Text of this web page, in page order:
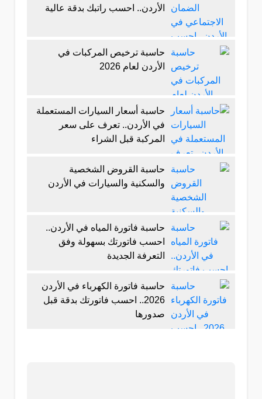
الأردن.. احسب راتبك بدقة عالية
حاسبة ترخيص المركبات في
الأردن لعام 2026
حاسبة أسعار السيارات المستعملة
في الأردن.. تعرف على سعر
المركبة قبل الشراء
حاسبة القروض الشخصية
والسكنية والسيارات في الأردن
حاسبة فاتورة المياه في الأردن..
احسب فاتورتك بسهولة وفق
التعرفة الجديدة
حاسبة فاتورة الكهرباء في الأردن
2026.. احسب فاتورتك بدقة قبل
صدورها